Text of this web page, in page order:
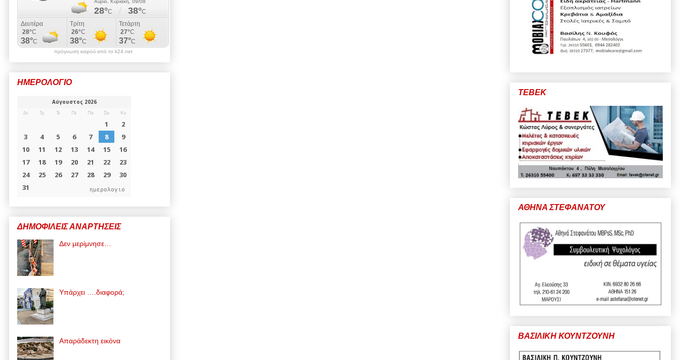
πρόγνωση καιρού από το k24.net
ΗΜΕΡΟΛΟΓΙΟ
ημερολογιο
ΔΗΜΟΦΙΛΕΙΣ ΑΝΑΡΤΗΣΕΙΣ
Δεν μερίμνησε…
Υπάρχει ….διαφορά;
Απαράδεκτη εικόνα
ΤΕΒΕΚ
ΑΘΗΝΑ ΣΤΕΦΑΝΑΤΟΥ
ΒΑΣΙΛΙΚΗ ΚΟΥΝΤΖΟΥΝΗ